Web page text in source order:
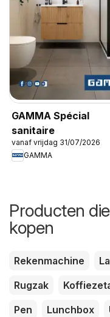
GAMMA Spécial
sanitaire
vanaf vrijdag 31/07/2026
GAMMA
Producten
kopen
Rekenmachine La
Rugzak
Pen
Lunchbox